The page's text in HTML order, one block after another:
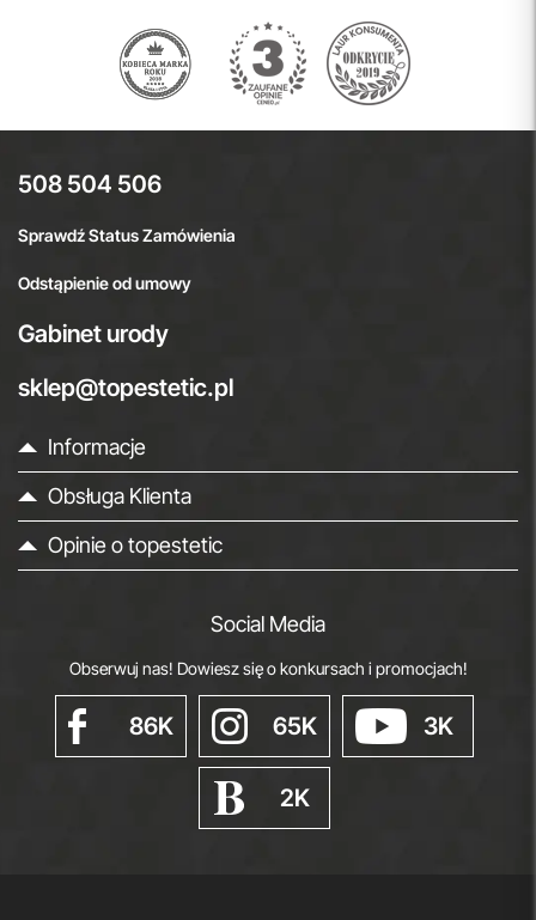
508 504 506
Sprawdź Status Zamówienia
Odstąpienie od umowy
Gabinet urody
sklep@topestetic.pl
Informacje
Obsługa Klienta
Opinie o topestetic
Social Media
Obserwuj nas! Dowiesz się o konkursach i promocjach!
86K 65K 3K
2K